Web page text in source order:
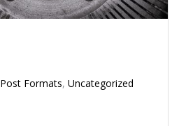
Post Formats, Uncategorized